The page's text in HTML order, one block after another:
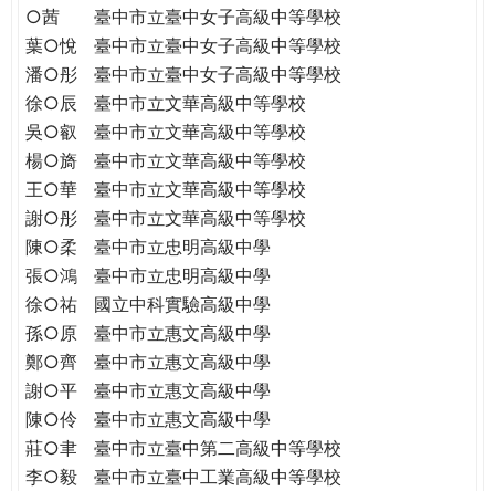
民。
WAGOR
TODAY
THE
WORLD
TOMORROW
PUTTING
e
○茜
臺中市立臺中女子高級中等學校
葉○悅
臺中市立臺中女子高級中等學校
潘○彤
臺中市立臺中女子高級中等學校
徐○辰
臺中市立文華高級中等學校
吳○叡
臺中市立文華高級中等學校
楊○旖
臺中市立文華高級中等學校
王○華
臺中市立文華高級中等學校
謝○彤
臺中市立文華高級中等學校
陳○柔
臺中市立忠明高級中學
張○鴻
臺中市立忠明高級中學
徐○祐
國立中科實驗高級中學
孫○原
臺中市立惠文高級中學
鄭○齊
臺中市立惠文高級中學
謝○平
臺中市立惠文高級中學
陳○伶
臺中市立惠文高級中學
莊○聿
臺中市立臺中第二高級中等學校
李○毅
臺中市立臺中工業高級中等學校